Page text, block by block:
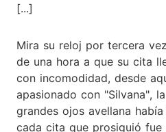
[...]
Mira su reloj por tercera
de una hora a que su cita
con incomodidad, desde
apasionado con "Silvana",
grandes ojos avellana
cada cita que prosiguió fue